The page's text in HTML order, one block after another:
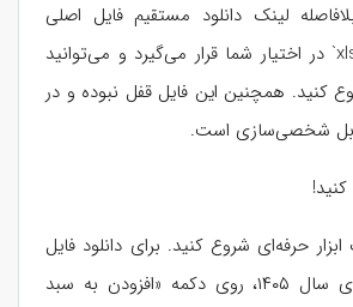
لینک دانلود مستقیم فایل اصلی
اکسل با فرمت `.xlsx` در اختیار شما قرار می‌گیرد و می‌توانید
کنید. همچنین این فایل قفل نبوده و در
شخصی‌سازی است.
حرفه‌ای شروع کنید. برای دانلود فایل
هوشمند برنامه‌ ریزی سال ۱۴۰۵، روی دکمه «افزودن به سبد